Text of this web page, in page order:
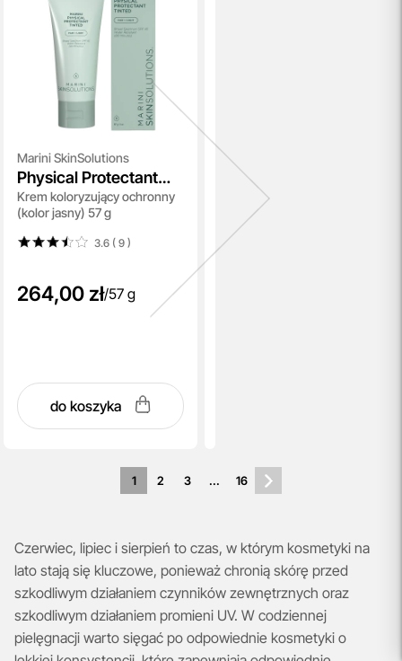
Marini SkinSolutions
Physical Protectant
Tinted SPF 30 Fair To
Light
Krem koloryzujący ochronny
(kolor jasny) 57 g
3.6 ( 9)
264,00 zł/57 g
do koszyka
1 2 3 ... 16
Czerwiec, lipiec i sierpień to czas, w którym kosmetyki na
lato stają się kluczowe, ponieważ chronią skórę przed
szkodliwym działaniem czynników zewnętrznych oraz
szkodliwym działaniem promieni UV. W codziennej
pielęgnacji warto sięgać po odpowiednie kosmetyki o